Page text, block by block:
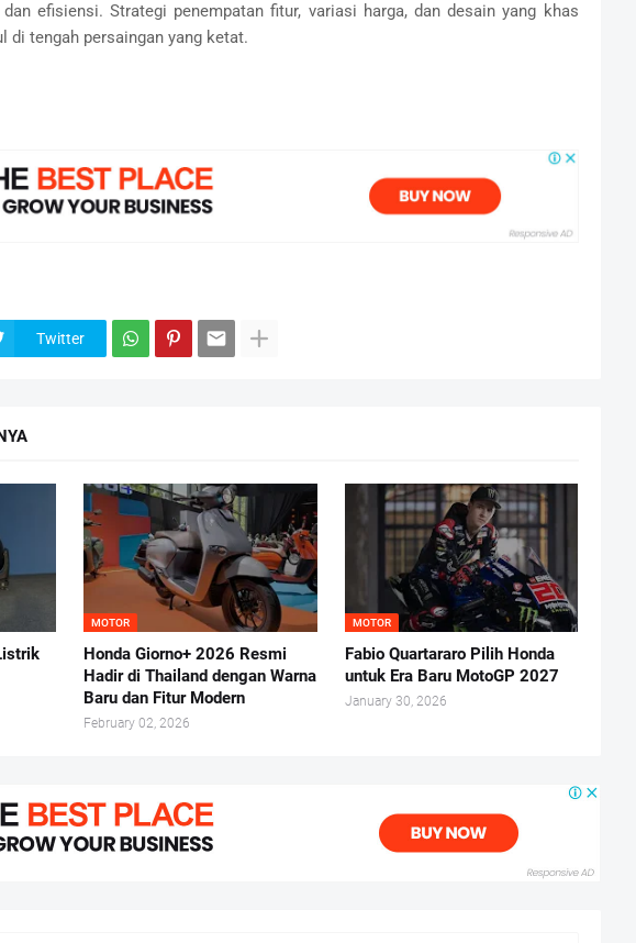
dan efisiensi. Strategi penempatan fitur, variasi harga, dan desain yang khas
di tengah persaingan yang ketat.
Twitter
MOTOR
Honda Giorno+ 2026 Resmi
Hadir di Thailand dengan Warna
Baru dan Fitur Modern
February 02, 2026
MOTOR
Fabio Quartararo Pilih Honda
untuk Era Baru MotoGP 2027
January 30, 2026